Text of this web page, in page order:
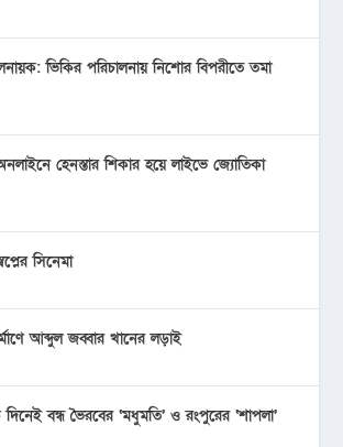
ভিকির পরিচালনায় নিশোর বিপরীতে তমা
হেনস্তার শিকার হয়ে লাইভে জ্যোতিকা
সিনেমা
আব্দুল জব্বার খানের লড়াই
বন্ধ ভৈরবের ‘মধুমতি’ ও রংপুরের ‘শাপলা’